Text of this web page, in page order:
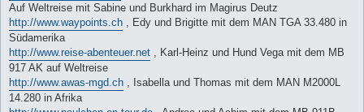
Auf Weltreise mit Sabine und Burkhard im Magirus Deutz
http://www.waypoints.ch , Edy und Brigitte mit dem MAN TGA 33.480 in
Südamerika
http://www.reise-abenteuer.net , Karl-Heinz und Hund Vega mit dem MB
917 AK auf Weltreise
http://www.awas-mgd.ch , Isabella und Thomas mit dem MAN M2000L
14.280 in Afrika